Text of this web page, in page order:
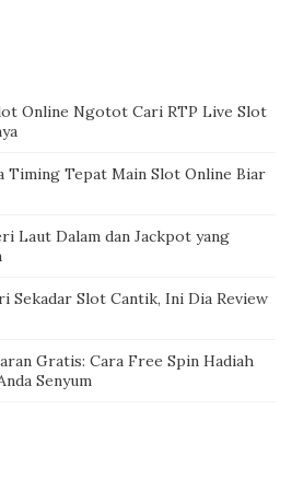
Online Ngotot Cari RTP Live Slot
Timing Tepat Main Slot Online Biar
Laut Dalam dan Jackpot yang
Sekadar Slot Cantik, Ini Dia Review
Gratis: Cara Free Spin Hadiah
Senyum